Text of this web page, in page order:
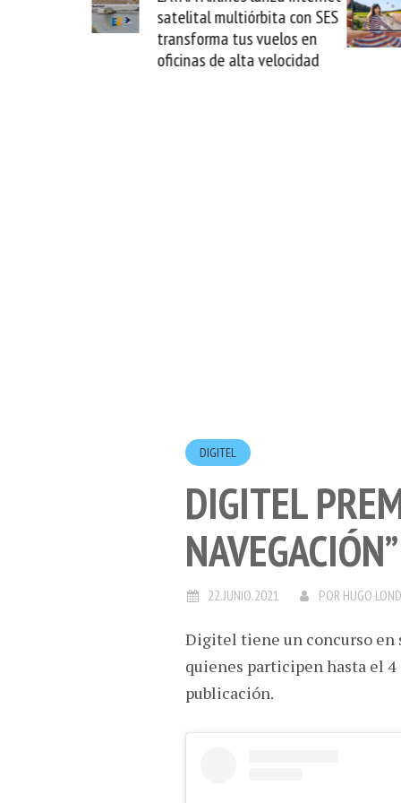
satelital multiórbita con SES
transforma tus vuelos en
oficinas de alta velocidad
DIGITEL
DIGITEL
NAVEGACIÓN”
22.JUNIO.2021 POR HUGO
Digitel tiene un concurso en
quienes participen hasta el 4
publicación.